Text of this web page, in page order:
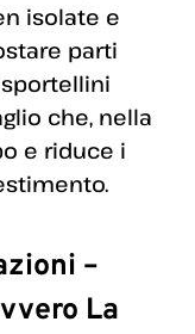
isolate e
parti
che, nella
e riduce i
–
La